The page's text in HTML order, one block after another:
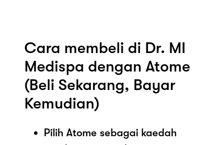
Cara membeli di Dr. MI
Medispa dengan Atome
(Beli Sekarang, Bayar
Kemudian)
Pilih Atome sebagai kaedah